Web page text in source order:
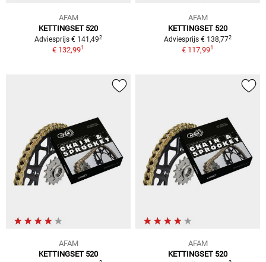
AFAM
KETTINGSET 520
Adviesprijs € 141,492
€ 132,991
AFAM
KETTINGSET 520
Adviesprijs € 138,772
€ 117,991
AFAM
KETTINGSET 520
AFAM
KETTINGSET 520